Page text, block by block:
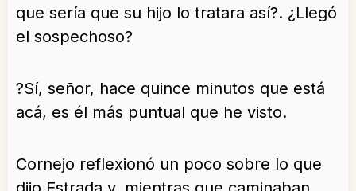
que sería que su hijo lo tratara así?. ¿Llegó
el sospechoso?
?Sí, señor, hace quince minutos que está
acá, es él más puntual que he visto.
Cornejo reflexionó un poco sobre lo que